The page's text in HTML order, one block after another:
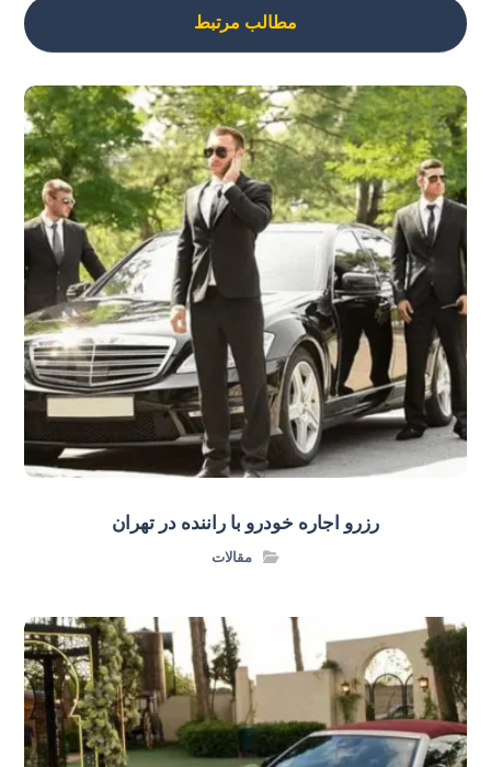
مطالب مرتبط
رزرو اجاره خودرو با راننده در تهران
مقالات